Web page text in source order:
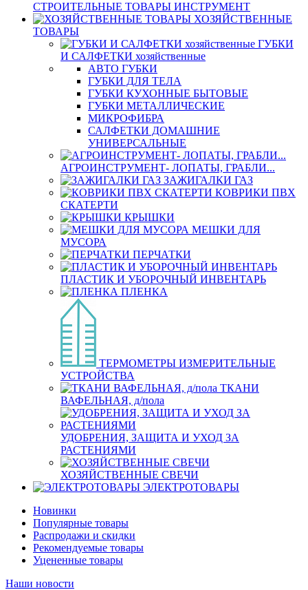
СТРОИТЕЛЬНЫЕ ТОВАРЫ ИНСТРУМЕНТ
ХОЗЯЙСТВЕННЫЕ
ТОВАРЫ
ГУБКИ
И САЛФЕТКИ хозяйственные
АВТО ГУБКИ
ГУБКИ ДЛЯ ТЕЛА
ГУБКИ КУХОННЫЕ БЫТОВЫЕ
ГУБКИ МЕТАЛЛИЧЕСКИЕ
МИКРОФИБРА
САЛФЕТКИ ДОМАШНИЕ
УНИВЕРСАЛЬНЫЕ
АГРОИНСТРУМЕНТ- ЛОПАТЫ, ГРАБЛИ...
ЗАЖИГАЛКИ ГАЗ
КОВРИКИ ПВХ
СКАТЕРТИ
КРЫШКИ
МЕШКИ ДЛЯ
МУСОРА
ПЕРЧАТКИ
ПЛАСТИК И УБОРОЧНЫЙ ИНВЕНТАРЬ
ПЛЕНКА
ТЕРМОМЕТРЫ ИЗМЕРИТЕЛЬНЫЕ
УСТРОЙСТВА
ТКАНИ
ВАФЕЛЬНАЯ, д/пола
УДОБРЕНИЯ, ЗАЩИТА И УХОД ЗА
РАСТЕНИЯМИ
ХОЗЯЙСТВЕННЫЕ СВЕЧИ
ЭЛЕКТРОТОВАРЫ
Новинки
Популярные товары
Распродажи и скидки
Рекомендуемые товары
Уцененные товары
Наши новости